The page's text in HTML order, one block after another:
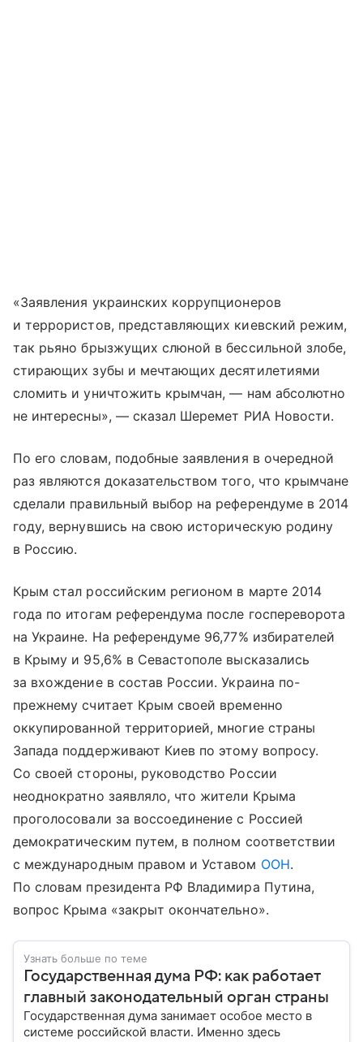
«Заявления украинских коррупционеров
и террористов, представляющих киевский режим,
так рьяно брызжущих слюной в бессильной злобе,
стирающих зубы и мечтающих десятилетиями
сломить и уничтожить крымчан, — нам абсолютно
не интересны», — сказал Шеремет РИА Новости.
По его словам, подобные заявления в очередной
раз являются доказательством того, что крымчане
сделали правильный выбор на референдуме в 2014
году, вернувшись на свою историческую родину
в Россию.
Крым стал российским регионом в марте 2014
года по итогам референдума после госпереворота
на Украине. На референдуме 96,77% избирателей
в Крыму и 95,6% в Севастополе высказались
за вхождение в состав России. Украина по-
прежнему считает Крым своей временно
оккупированной территорией, многие страны
Запада поддерживают Киев по этому вопросу.
Со своей стороны, руководство России
неоднократно заявляло, что жители Крыма
проголосовали за воссоединение с Россией
демократическим путем, в полном соответствии
с международным правом и Уставом ООН.
По словам президента РФ Владимира Путина,
вопрос Крыма «закрыт окончательно».
Узнать больше по теме
Государственная дума РФ: как работает
главный законодательный орган страны
Государственная дума занимает особое место в
системе российской власти. Именно здесь